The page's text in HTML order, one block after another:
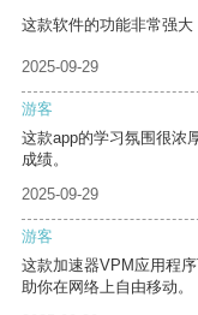
这款软件的功能非常强大
2025-09-29
游客
这款app的学习氛围很浓
成绩。
2025-09-29
游客
这款加速器VPM应用程
助你在网络上自由移动。